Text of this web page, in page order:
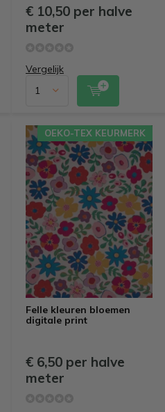
€ 10,50 per halve
meter
Vergelijk
Felle kleuren bloemen
digitale print
OEKO-TEX KEURMERK
€ 6,50 per halve
meter